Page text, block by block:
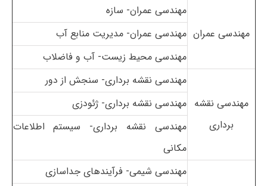
مهندسی عمران
مهندسی عمران- سازه
مهندسی عمران- مدیریت منابع آب
مهندسی محیط زیست- آب و فاضلاب
مهندسی نقشه
برداری
مهندسی نقشه برداری- سنجش از دور
مهندسی نقشه برداری- ژئودزی
مهندسی نقشه برداری- سیستم اطلاعات
مکانی
مهندسی شیمی- فرآیندهای جداسازی